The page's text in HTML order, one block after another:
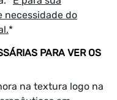
necessidade do
*
PARA VER OS
na textura logo na